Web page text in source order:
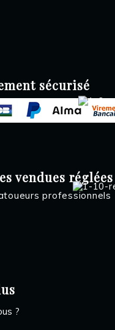
sécurisé
vendues réglées
professionnels
?